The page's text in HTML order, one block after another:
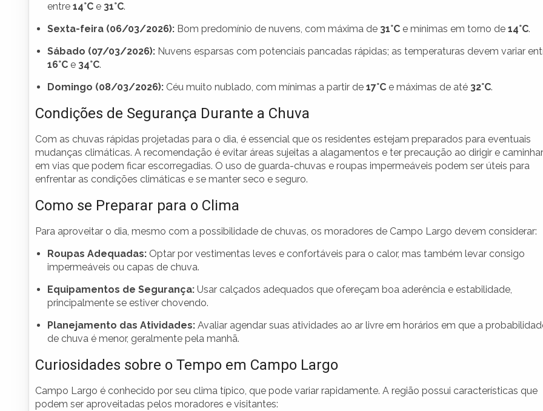
entre 14°C e 31°C.
Sexta-feira (06/03/2026): Bom predomínio de nuvens, com máxima de 31°C e mínimas em torno de 14°C.
Sábado (07/03/2026): Nuvens esparsas com potenciais pancadas rápidas; as temperaturas devem variar
16°C e 34°C.
Domingo (08/03/2026): Céu muito nublado, com mínimas a partir de 17°C e máximas de até 32°C.
Condições de Segurança Durante a Chuva
Com as chuvas rápidas projetadas para o dia, é essencial que os residentes estejam preparados para eventuais
mudanças climáticas. A recomendação é evitar áreas sujeitas a alagamentos e ter precaução ao dirigir e caminhar
em vias que podem ficar escorregadias. O uso de guarda-chuvas e roupas impermeáveis podem ser úteis para
enfrentar as condições climáticas e se manter seco e seguro.
Como se Preparar para o Clima
Para aproveitar o dia, mesmo com a possibilidade de chuvas, os moradores de Campo Largo devem considerar:
Roupas Adequadas: Optar por vestimentas leves e confortáveis para o calor, mas também levar consigo
impermeáveis ou capas de chuva.
Equipamentos de Segurança: Usar calçados adequados que ofereçam boa aderência e estabilidade,
principalmente se estiver chovendo.
Planejamento das Atividades: Avaliar agendar suas atividades ao ar livre em horários em que a
de chuva é menor, geralmente pela manhã.
Curiosidades sobre o Tempo em Campo Largo
Campo Largo é conhecido por seu clima típico, que pode variar rapidamente. A região possui características que
podem ser aproveitadas pelos moradores e visitantes: